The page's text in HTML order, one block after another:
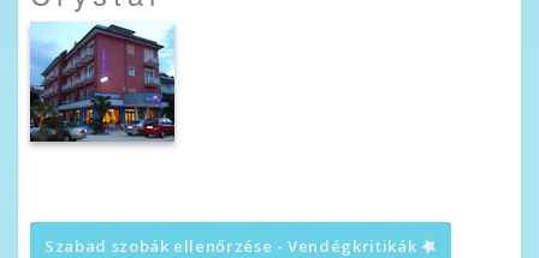
Szabad szobák ellenőrzése - Vendégkritikák